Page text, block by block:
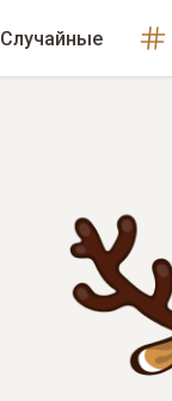
Случайные